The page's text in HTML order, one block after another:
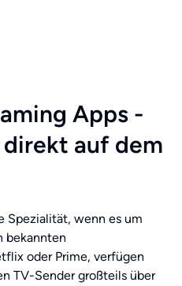
Apps -
auf dem
Spezialität, wenn es um
bekannten
oder Prime, verfügen
TV-Sender großteils über